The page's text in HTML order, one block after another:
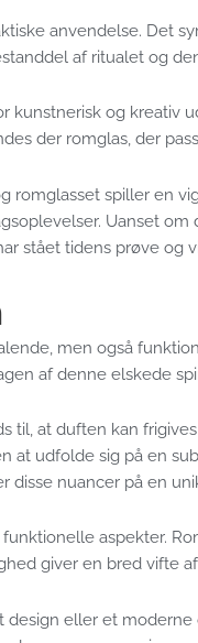
anvendelse. Det
af ritualet og
og kreativ
der romglas, der
romglasset spiller en
Uanset
stået tidens prøve
men også
af denne elskede
til, at duften kan
udfolde sig på en
nuancer på en
aspekter.
giver en bred vifte
eller et